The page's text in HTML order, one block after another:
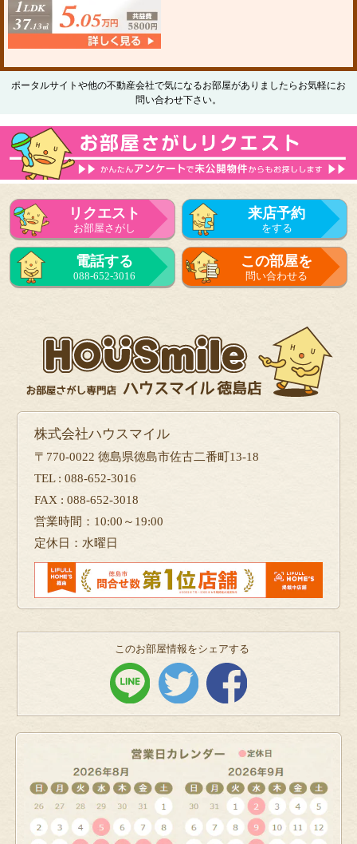
ポータルサイトや他の不動産会社で気になるお部屋がありましたらお気軽にお
問い合わせ下さい。
リクエスト
お部屋さがし
来店予約
をする
電話する
088-652-3016
この部屋を
問い合わせる
株式会社ハウスマイル
〒770-0022 徳島県徳島市佐古二番町13-18
TEL : 088-652-3016
FAX : 088-652-3018
営業時間：10:00～19:00
定休日：水曜日
このお部屋情報をシェアする